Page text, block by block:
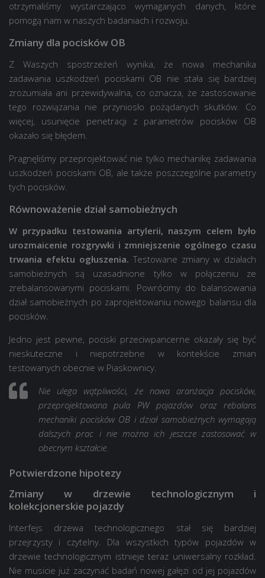
otrzymaliśmy wystarczająco wymaganych danych, które
pomogą nam w naszych badaniach i rozwoju.
Zmiany dla pocisków OB
Z Waszych spostrzeżeń wynika, że nowa mechanika
zadawania uszkodzeń pociskami OB nie stała się bardziej
zrozumiała ani przewidywalna, co oznacza, że zastosowanie
tego rozwiązania nie przyniosło pożądanych skutków. Co
więcej, usunięcie penetracji z parametrów pocisków OB
okazało się błędem.
Pragnęliśmy przeprojektować nie tylko mechanikę zadawania
uszkodzeń pociskami OB, ale także poszczególne parametry
tych pocisków.
Równoważenie dział samobieżnych
W przypadku testowania artylerii, naszym celem było
urozmaicenie rozgrywki i zmniejszenie ogólnego czasu
trwania efektu ogłuszenia. Testowane zmiany w działach
samobieżnych są uzasadnione tylko w połączeniu ze
zrebalansowanymi pociskami. Powrócimy do balansowania
dział samobieżnych po zaprojektowaniu nowego balansu dla
pocisków.
Jedno jest pewne, pociski przeciwpancerne okazały się być
nieskuteczne i niepotrzebne w kontekście zmian
testowanych obecnie w Piaskownicy.
Nie ulega wątpliwości, że nowa aranżacja pocisków,
przeprojektowana pula PW pojazdów oraz rebalans
mechaniki pocisków OB i dział samobieżnych wymagają
dalszych prac i nie można ich jeszcze zastosować w
obecnym kształcie.
Potwierdzone hipotezy
Zmiany w drzewie technologicznym i
kolekcjonerskie pojazdy
Interfejs drzewa technologicznego stał się bardziej
przejrzysty i czytelny. Dla wszystkich typów pojazdów w
drzewie technologicznym istnieje teraz uniwersalny rozkład.
Nie musicie już zaczynać badań nowej gałęzi od jej pojazdów